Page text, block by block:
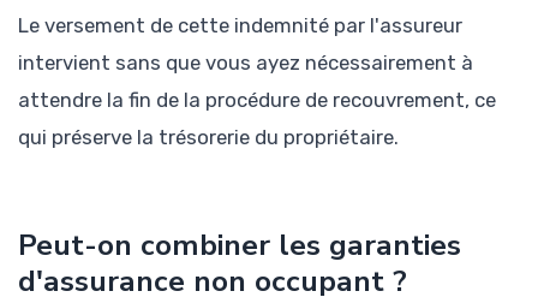
Le versement de cette indemnité par l'assureur
intervient sans que vous ayez nécessairement à
attendre la fin de la procédure de recouvrement, ce
qui préserve la trésorerie du propriétaire.
Peut-on combiner les garanties
d'assurance non occupant ?